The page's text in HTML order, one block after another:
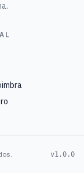
v1.0.0